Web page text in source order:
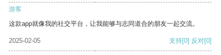
游客
这款app就像我的社交平台，让我能够与志同道合的朋友一起交流。
2025-02-05 支持[0] 反对[0]